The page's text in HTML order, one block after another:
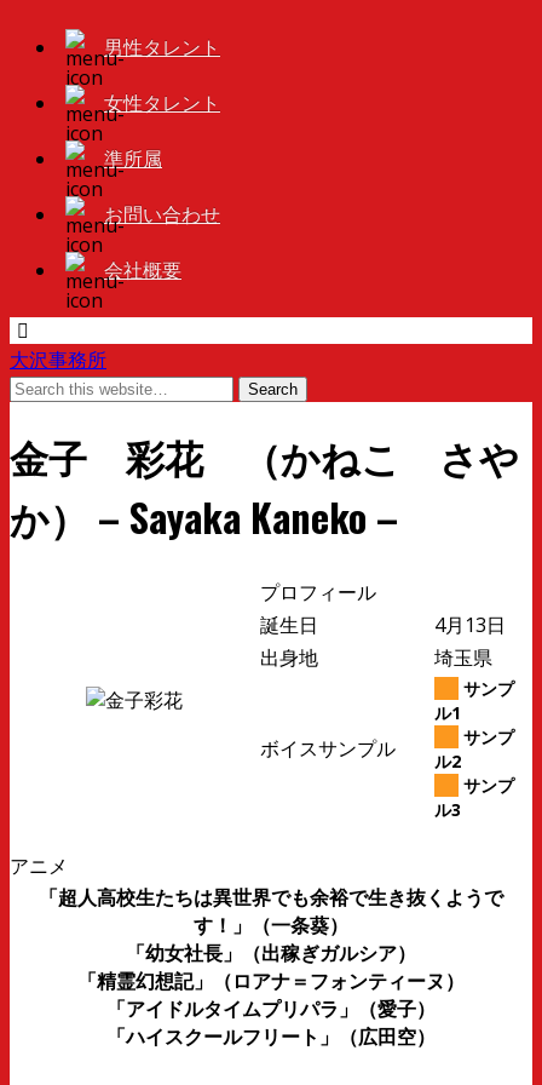
男性タレント
女性タレント
準所属
お問い合わせ
会社概要
大沢事務所
金子 彩花 （かねこ さや
か） – Sayaka Kaneko –
プロフィール
誕生日
4月13日
出身地
埼玉県
ボイスサンプル
サンプ
ル1
サンプ
ル2
サンプ
ル3
アニメ
「超人高校生たちは異世界でも余裕で生き抜くようで
す！」（一条葵）
「幼女社長」（出稼ぎガルシア）
「精霊幻想記」（ロアナ＝フォンティーヌ）
「アイドルタイムプリパラ」（愛子）
「ハイスクールフリート」（広田空）